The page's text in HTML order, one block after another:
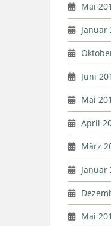
Mai
Januar
Juni
Mai
April
März
Januar
Mai